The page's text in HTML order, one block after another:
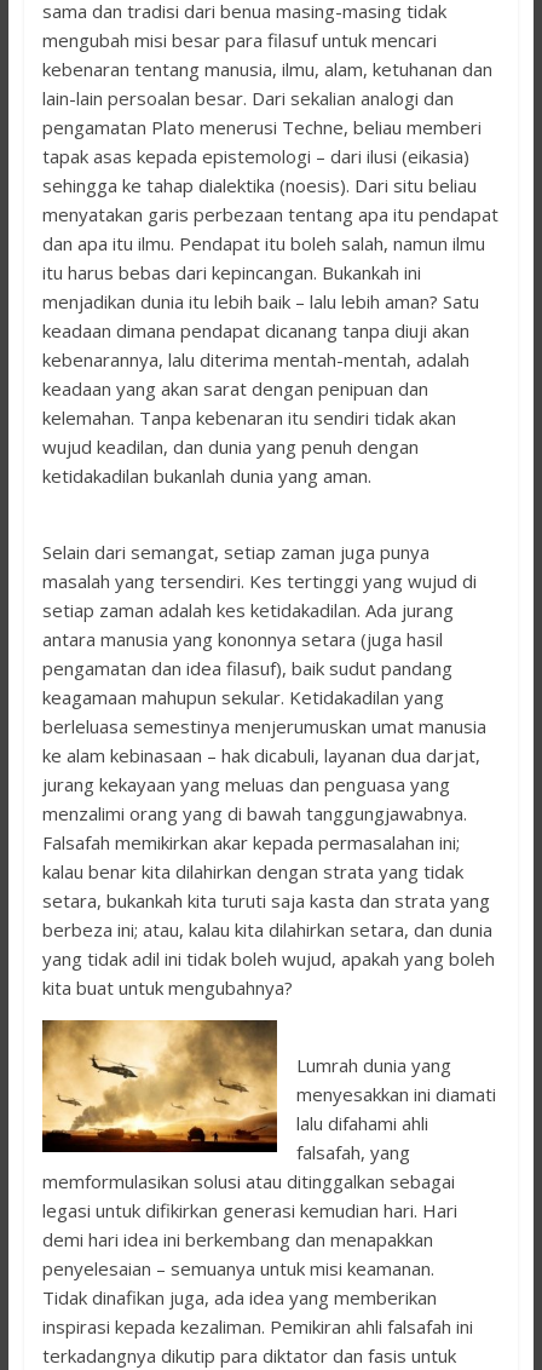
sama dan tradisi dari benua masing-masing tidak
mengubah misi besar para filasuf untuk mencari
kebenaran tentang manusia, ilmu, alam, ketuhanan dan
lain-lain persoalan besar. Dari sekalian analogi dan
pengamatan Plato menerusi Techne, beliau memberi
tapak asas kepada epistemologi – dari ilusi (eikasia)
sehingga ke tahap dialektika (noesis). Dari situ beliau
menyatakan garis perbezaan tentang apa itu pendapat
dan apa itu ilmu. Pendapat itu boleh salah, namun ilmu
itu harus bebas dari kepincangan. Bukankah ini
menjadikan dunia itu lebih baik – lalu lebih aman? Satu
keadaan dimana pendapat dicanang tanpa diuji akan
kebenarannya, lalu diterima mentah-mentah, adalah
keadaan yang akan sarat dengan penipuan dan
kelemahan. Tanpa kebenaran itu sendiri tidak akan
wujud keadilan, dan dunia yang penuh dengan
ketidakadilan bukanlah dunia yang aman.
Selain dari semangat, setiap zaman juga punya
masalah yang tersendiri. Kes tertinggi yang wujud di
setiap zaman adalah kes ketidakadilan. Ada jurang
antara manusia yang kononnya setara (juga hasil
pengamatan dan idea filasuf), baik sudut pandang
keagamaan mahupun sekular. Ketidakadilan yang
berleluasa semestinya menjerumuskan umat manusia
ke alam kebinasaan – hak dicabuli, layanan dua darjat,
jurang kekayaan yang meluas dan penguasa yang
menzalimi orang yang di bawah tanggungjawabnya.
Falsafah memikirkan akar kepada permasalahan ini;
kalau benar kita dilahirkan dengan strata yang tidak
setara, bukankah kita turuti saja kasta dan strata yang
berbeza ini; atau, kalau kita dilahirkan setara, dan dunia
yang tidak adil ini tidak boleh wujud, apakah yang boleh
kita buat untuk mengubahnya?
Lumrah dunia yang
menyesakkan ini diamati
lalu difahami ahli
falsafah, yang
memformulasikan solusi atau ditinggalkan sebagai
legasi untuk difikirkan generasi kemudian hari. Hari
demi hari idea ini berkembang dan menapakkan
penyelesaian – semuanya untuk misi keamanan.
Tidak dinafikan juga, ada idea yang memberikan
inspirasi kepada kezaliman. Pemikiran ahli falsafah ini
terkadangnya dikutip para diktator dan fasis untuk